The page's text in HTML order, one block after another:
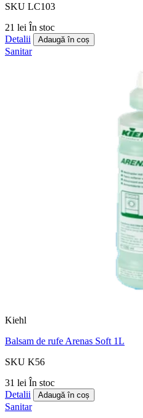
SKU LC103
21 lei În stoc
Detalii
Adaugă în coș
Sanitar
Kiehl
Balsam de rufe Arenas Soft 1L
SKU K56
31 lei În stoc
Detalii
Adaugă în coș
Sanitar